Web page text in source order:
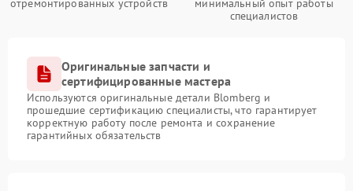
отремонтированных устройств
минимальный опыт работы
специалистов
Оригинальные запчасти и
сертифицированные мастера
Используются оригинальные детали Blomberg и
прошедшие сертификацию специалисты, что гарантирует
корректную работу после ремонта и сохранение
гарантийных обязательств